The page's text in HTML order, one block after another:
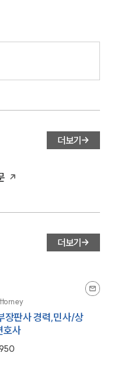
더보기
더보기
장판사 경력,민사/상
사